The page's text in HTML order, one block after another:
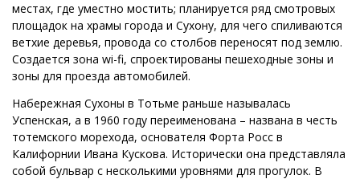
местах, где уместно мостить; планируется ряд смотровых
площадок на храмы города и Сухону, для чего спиливаются
ветхие деревья, провода со столбов переносят под землю.
Создается зона wi-fi, спроектированы пешеходные зоны и
зоны для проезда автомобилей.
Набережная Сухоны в Тотьме раньше называлась
Успенская, а в 1960 году переименована – названа в честь
тотемского морехода, основателя Форта Росс в
Калифорнии Ивана Кускова. Исторически она представляла
собой бульвар с несколькими уровнями для прогулок. В